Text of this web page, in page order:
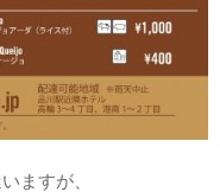
ますが、